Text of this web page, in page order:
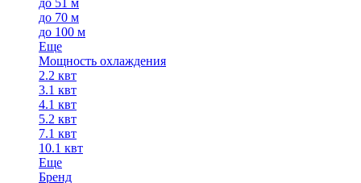
до 51 м
до 70 м
до 100 м
Еще
Мощность охлаждения
2.2 квт
3.1 квт
4.1 квт
5.2 квт
7.1 квт
10.1 квт
Еще
Бренд